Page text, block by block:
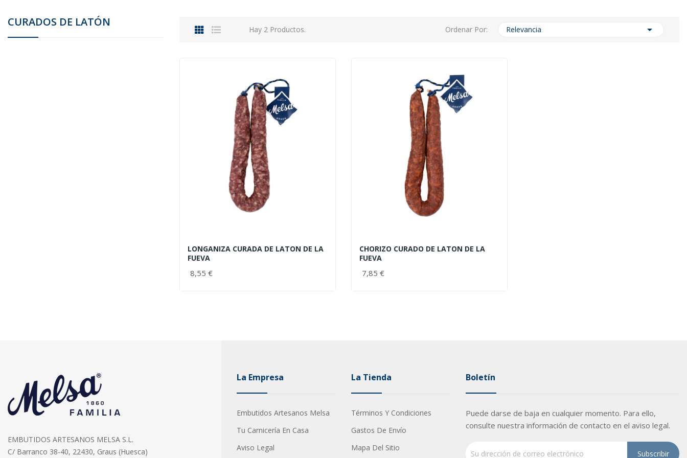
CURADOS DE LATÓN
Hay 2 Productos. Ordenar Por: Relevancia 
LONGANIZA CURADA DE LATON DE LA
FUEVA
8,55 €
CHORIZO CURADO DE LATON DE LA
FUEVA
7,85 €
EMBUTIDOS ARTESANOS MELSA S.L.
C/ Barranco 38-40, 22430, Graus (Huesca)
La Empresa
Embutidos Artesanos Melsa
Tu Carnicería En Casa
Aviso Legal
La Tienda
Términos Y Condiciones
Gastos De Envío
Mapa Del Sitio
Boletín
Puede darse de baja en cualquier momento. Para ello,
consulte nuestra información de contacto en el aviso legal.